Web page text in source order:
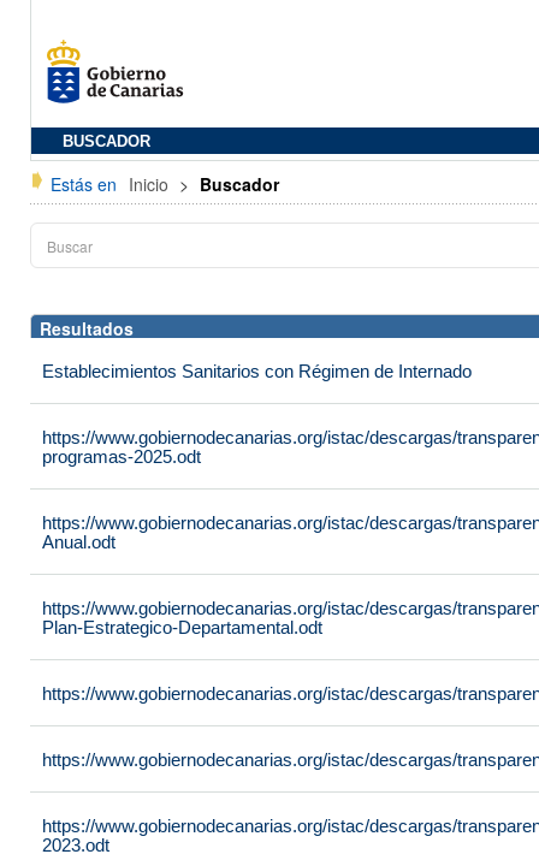
BUSCADOR
Estás en Inicio > Buscador
Resultados
Establecimientos Sanitarios con Régimen de Internado
https://www.gobiernodecanarias.org/istac/descargas/
programas-2025.odt
https://www.gobiernodecanarias.org/istac/descargas/
Anual.odt
https://www.gobiernodecanarias.org/istac/descargas/
Plan-Estrategico-Departamental.odt
https://www.gobiernodecanarias.org/istac/descargas/
https://www.gobiernodecanarias.org/istac/descargas/
https://www.gobiernodecanarias.org/istac/descargas/
2023.odt